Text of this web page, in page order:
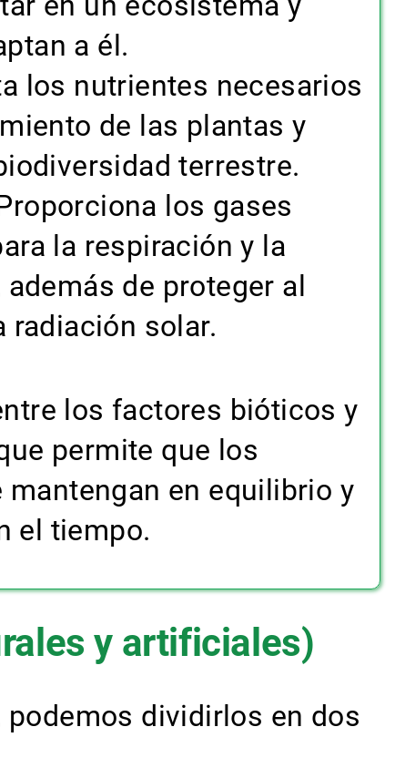
a él.
los nutrientes necesarios
de las plantas y
terrestre.
los gases
la respiración y la
de proteger al
radiación solar.
los factores bióticos y
permite que los
en equilibrio y
el tiempo.
y artificiales)
dividirlos en dos